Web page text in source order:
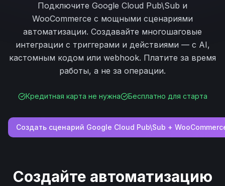
Подключите Google Cloud Pub\Sub и
WooCommerce с мощными сценариями
автоматизации. Создавайте многошаговые
интеграции с триггерами и действиями — с AI,
кастомным кодом или webhook. Платите за время
работы, а не за операции.
Кредитная карта не нужна Бесплатно для старта
Создать сценарий Google Cloud Pub\Sub +
Создайте автоматизацию